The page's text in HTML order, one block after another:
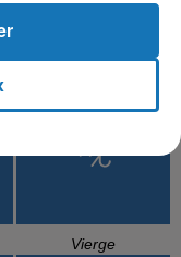
Gémeaux
Vierge